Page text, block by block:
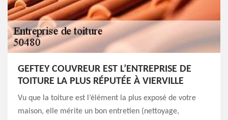
GEFTEY COUVREUR EST L’ENTREPRISE DE
TOITURE LA PLUS RÉPUTÉE À VIERVILLE
Vu que la toiture est l’élément la plus exposé de votre
maison, elle mérite un bon entretien (nettoyage,